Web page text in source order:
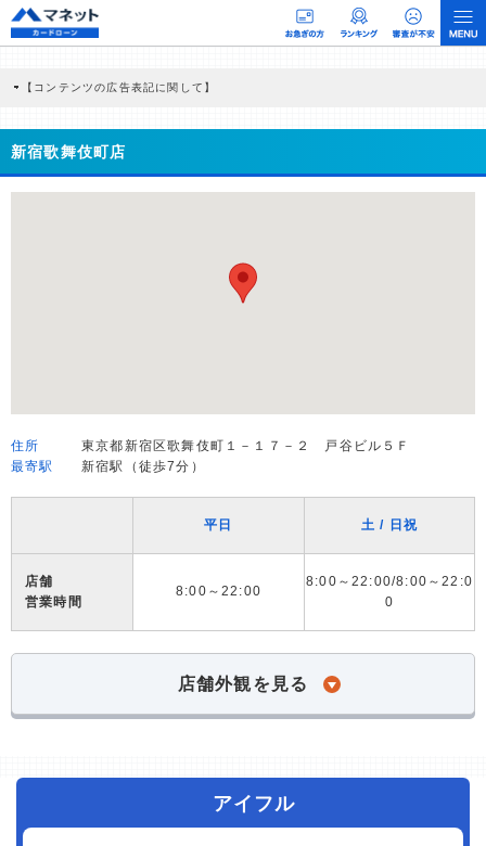
【コンテンツの広告表記に関して】
商品を根拠なくPRするものではなく、当編集部の調査／ユーザーへの口コミ収集な
どに基づき、公平性を担保した情報提供を行っています。
>提携企業一覧
新宿歌舞伎町店
住所
東京都新宿区歌舞伎町１－１７－２ 戸谷ビル５Ｆ
最寄駅
新宿駅（徒歩7分）
平日 土 / 日祝
店舗
営業時間
8:00～22:00
8:00～22:00/8:00～22:0
0
店舗外観を見る
アイフル